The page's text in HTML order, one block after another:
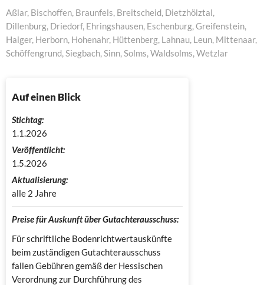
Aßlar, Bischoffen, Braunfels, Breitscheid, Dietzhölztal,
Dillenburg, Driedorf, Ehringshausen, Eschenburg, Greifenstein,
Haiger, Herborn, Hohenahr, Hüttenberg, Lahnau, Leun, Mittenaar,
Schöffengrund, Siegbach, Sinn, Solms, Waldsolms, Wetzlar
Auf einen Blick
Stichtag:
1.1.2026
Veröffentlicht:
1.5.2026
Aktualisierung:
alle 2 Jahre
Preise für Auskunft über Gutachterausschuss:
Für schriftliche Bodenrichtwertauskünfte
beim zuständigen Gutachterausschuss
fallen Gebühren gemäß der Hessischen
Verordnung zur Durchführung des